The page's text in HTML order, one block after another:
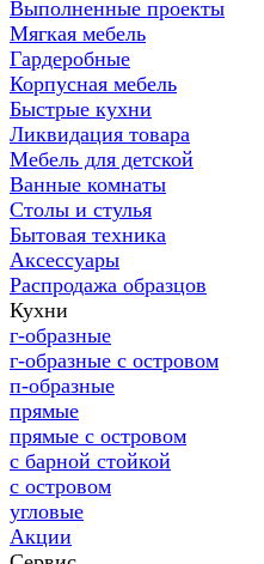
Выполненные проекты
Мягкая мебель
Гардеробные
Корпусная мебель
Быстрые кухни
Ликвидация товара
Мебель для детской
Ванные комнаты
Столы и стулья
Бытовая техника
Аксессуары
Распродажа образцов
Кухни
г-образные
г-образные с островом
п-образные
прямые
прямые с островом
с барной стойкой
с островом
угловые
Акции